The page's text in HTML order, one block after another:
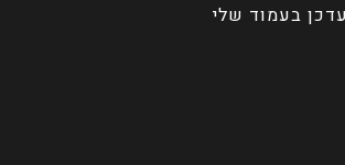
בעמוד שלי